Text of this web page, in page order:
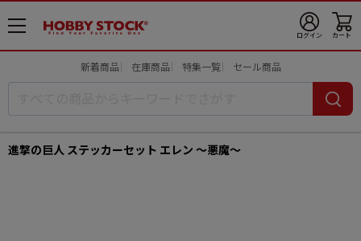
メ
ニ
ログイン カート
新着商品 在庫商品 特集一覧 セール商品
進撃の巨人 ステッカーセット エレン ～悪魔～